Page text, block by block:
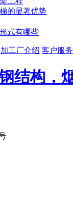
的显著优势
式有哪些
加工厂介绍 客户服务